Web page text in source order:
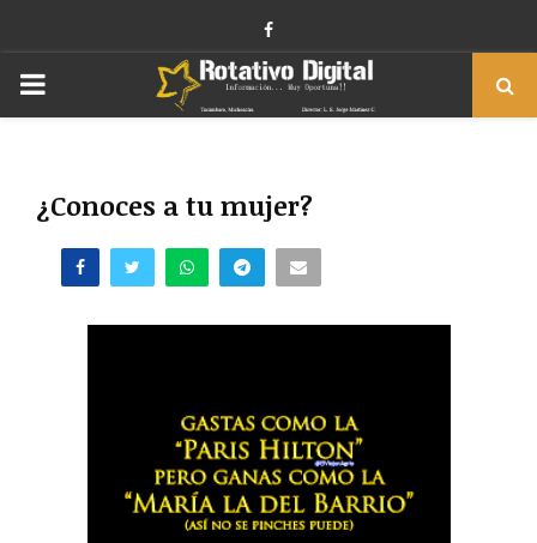
Facebook
PRIMARY
¿Conoces a tu mujer?